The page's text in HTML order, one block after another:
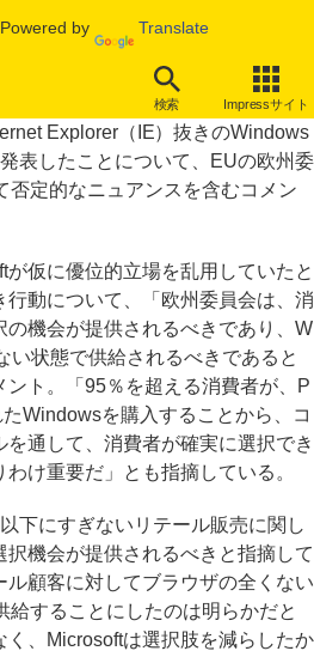
Powered by Translate
検索 Impressサイト
に極めて否定的なコメント
Explorer（IE）抜きのWindows
表したことについて、EUの欧州委
否定的なニュアンスを含むコメン
仮に優位的立場を乱用していたと
動について、「欧州委員会は、消
の機会が提供されるべきであり、W
い状態で供給されるべきであると
ント。「95％を超える消費者が、P
Windowsを購入することから、コ
通して、消費者が確実に選択でき
け重要だ」とも指摘している。
下にすぎないリテール販売に関し
機会が提供されるべきと指摘して
ル顧客に対してブラウザの全くない
することにしたのは明らかだと
く、Microsoftは選択肢を減らしたか